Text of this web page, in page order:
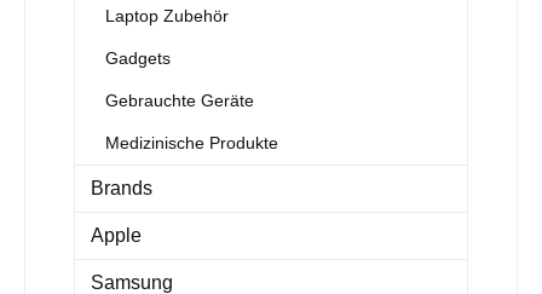
Laptop Zubehör
Gadgets
Gebrauchte Geräte
Medizinische Produkte
Brands
Apple
Samsung